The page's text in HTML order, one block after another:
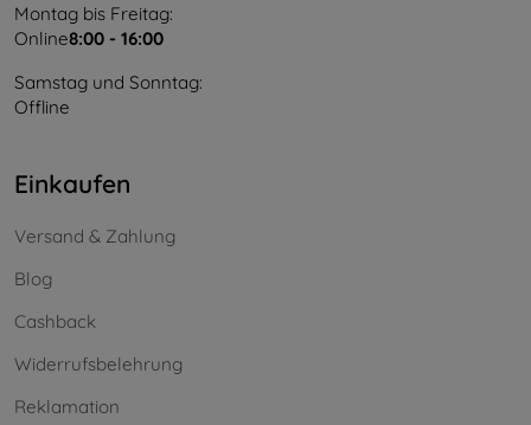
Montag bis Freitag:
Online8:00 - 16:00
Samstag und Sonntag:
Offline
Einkaufen
Versand & Zahlung
Blog
Cashback
Widerrufsbelehrung
Reklamation